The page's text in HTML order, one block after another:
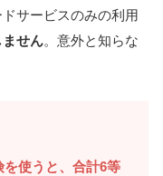
サービスのみの利用
せん。意外と知らな
使うと、合計6等